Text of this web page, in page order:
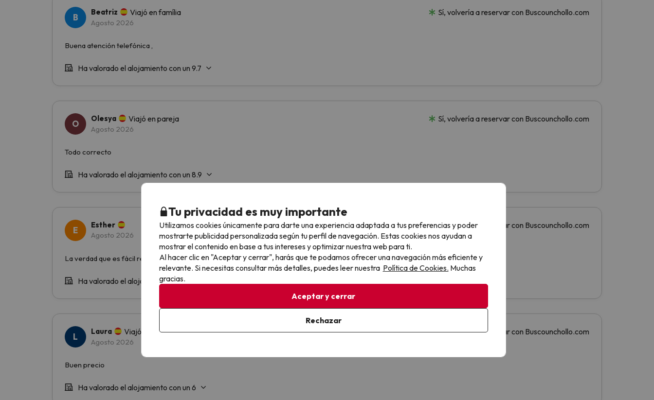
Tu privacidad es muy importante
Utilizamos cookies únicamente para darte una experiencia adaptada a tus preferencias y poder
mostrarte publicidad personalizada según tu perfil de navegación. Estas cookies nos ayudan a
mostrar el contenido en base a tus intereses y optimizar nuestra web para ti.
Al hacer clic en "Aceptar y cerrar", harás que te podamos ofrecer una navegación más eficiente y
relevante. Si necesitas consultar más detalles, puedes leer nuestra Política de Cookies. Muchas
gracias.
Aceptar y cerrar
Rechazar